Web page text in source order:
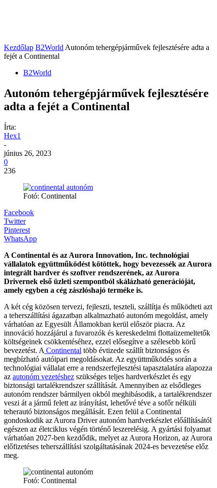
Kezdőlap B2World Autonóm tehergépjárművek fejlesztésére adta a
fejét a Continental
B2World
Autonóm tehergépjárművek fejlesztésére
adta a fejét a Continental
Írta:
Hex1
-
június 26, 2023
0
236
Fotó: Continental
Facebook
Twitter
Pinterest
WhatsApp
A Continental és az Aurora Innovation, Inc. technológiai
vállalatok együttműködést kötöttek, hogy bevezessék az Aurora
integrált hardver és szoftver rendszerének, az Aurora
Drivernek első üzleti szempontból skálázható generációját,
amely egyben a cég zászlóshajó terméke is.
A két cég közösen tervezi, fejleszti, teszteli, szállítja és működteti azt
a teherszállítási ágazatban alkalmazható autonóm megoldást, amely
várhatóan az Egyesült Államokban kerül először piacra. Az
innováció hozzájárul a fuvarozók és kereskedelmi flottaüzemeltetők
költségeinek csökkentéséhez, ezzel elősegítve a szélesebb körű
bevezetést. A Continental több évtizede szállít biztonságos és
megbízható autóipari megoldásokat. Az együttműködés során a
technológiai vállalat erre a rendszerfejlesztési tapasztalatára alapozza
az autonóm vezetéshez szükséges teljes hardverkészlet és egy
biztonsági tartalékrendszer szállítását. Amennyiben az elsődleges
autonóm rendszer bármilyen okból meghibásodik, a tartalékrendszer
veszi át a jármű felett az irányítást, lehetővé téve a sofőr nélküli
teherautó biztonságos megállását. Ezen felül a Continental
gondoskodik az Aurora Driver autonóm hardverkészlet előállításától
egészen az életciklus végén történő leszerelésig. A gyártási folyamat
várhatóan 2027-ben kezdődik, melyet az Aurora Horizon, az Aurora
előfizetéses teherszállítási szolgáltatásának 2024-es bevezetése előz
meg.
Fotó: Continental